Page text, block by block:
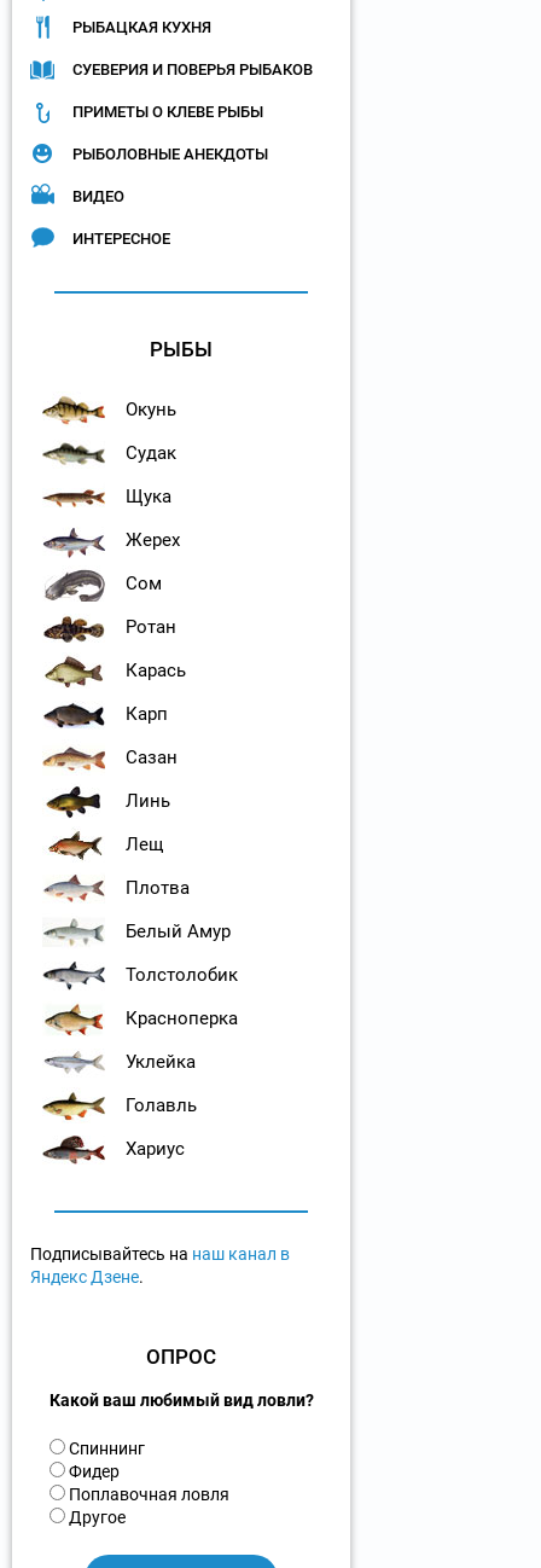
РЫБАЦКАЯ КУХНЯ
СУЕВЕРИЯ И ПОВЕРЬЯ РЫБАКОВ
ПРИМЕТЫ О КЛЕВЕ РЫБЫ
РЫБОЛОВНЫЕ АНЕКДОТЫ
ВИДЕО
ИНТЕРЕСНОЕ
РЫБЫ
Окунь
Судак
Щука
Жерех
Сом
Ротан
Карась
Карп
Сазан
Линь
Лещ
Плотва
Белый Амур
Толстолобик
Красноперка
Уклейка
Голавль
Хариус
Подписывайтесь на наш канал в
Яндекс Дзене.
ОПРОС
Какой ваш любимый вид ловли?
В
а
р
и
Спиннинг
Фидер
Поплавочная ловля
Другое